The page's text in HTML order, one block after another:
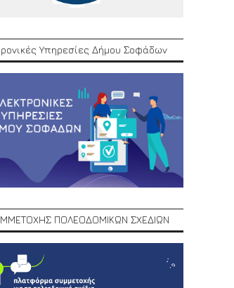
Υπηρεσίες Δήμου Σοφάδων
ΠΟΛΕΟΔΟΜΙΚΩΝ ΣΧΕΔΙΩΝ